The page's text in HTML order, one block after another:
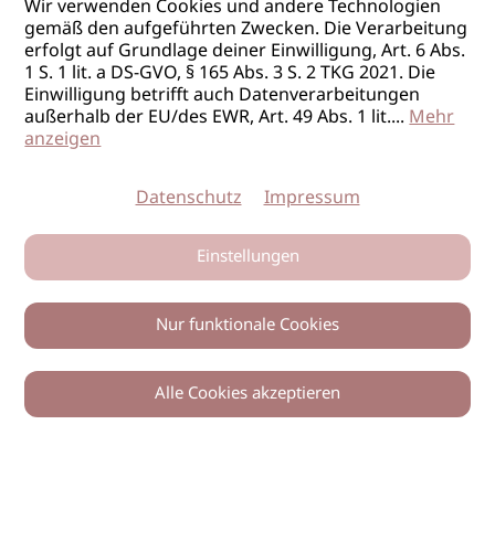
0
Wir verwenden Cookies und andere Technologien
gemäß den aufgeführten Zwecken. Die Verarbeitung
erfolgt auf Grundlage deiner Einwilligung, Art. 6 Abs.
1 S. 1 lit. a DS-GVO, § 165 Abs. 3 S. 2 TKG 2021. Die
Einwilligung betrifft auch Datenverarbeitungen
außerhalb der EU/des EWR, Art. 49 Abs. 1 lit....Mehr
anzeigen
Datenschutz Impressum
Einstellungen
Nur funktionale Cookies
Alle Cookies akzeptieren